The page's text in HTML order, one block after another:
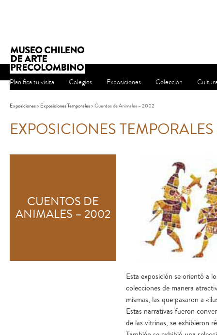
Planifica tu visita Colegios Exposiciones Colección
Exposiciones>Exposiciones Temporales> Cuentos de Animales – 2002
EXPOSICIONES TEMPORALES
CUENTOS DE
ANIMALES – 2002
Esta exposición se orientó a
colecciones de manera
mismas, las que pasaron a
Estas narrativas fueron
de las vitrinas, se exhibieron